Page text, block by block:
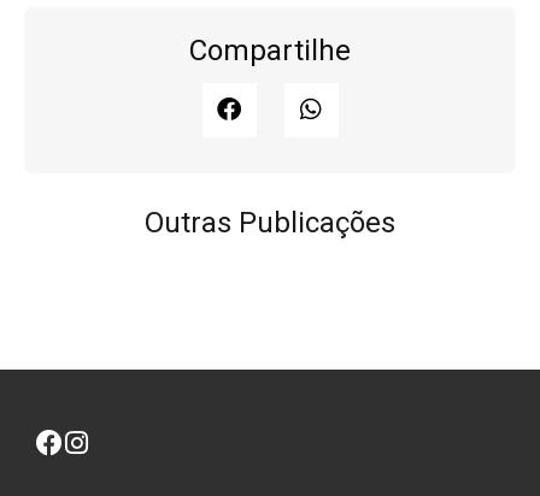
Compartilhe
Outras Publicações